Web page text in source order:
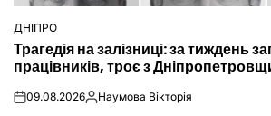
ОПУБЛІКУВАТИ
ДНІПРО
Трагедія на залізниці: за тиждень
працівників, троє з
on09.08.2026Опубліковано
Наумова Вікторія